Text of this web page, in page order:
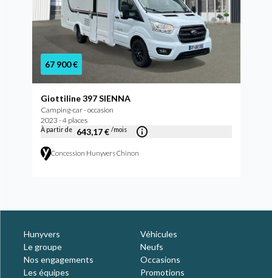
67 900 €
Giottiline 397 SIENNA
Camping-car - occasion
2023 - 4 places
À partir de 643,17 € /mois
Concession Hunyvers Chinon
Hunyvers
Le groupe
Nos engagements
Les équipes
Véhicules
Neufs
Occasions
Promotions